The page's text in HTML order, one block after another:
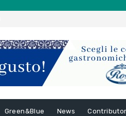
Green&Blue News